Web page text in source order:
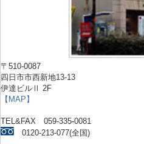
〒510-0087
四日市市西新地13-13
伊達ビルⅡ 2F
【MAP】
TEL&FAX 059-335-0081
0120-213-077(全国)